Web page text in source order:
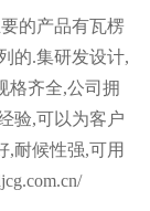
的产品有瓦楞
的.集研发设计,
格齐全,公司拥
验,可以为客户
,耐候性强,可用